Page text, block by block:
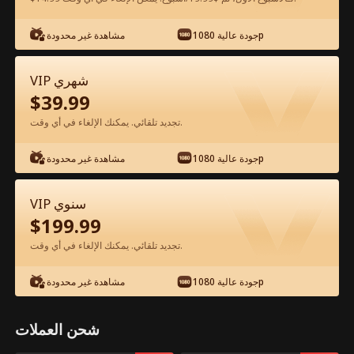
شاهد مجانًا في التطبيق
الحلقة 63 - والدي سيد الشمال المرعب
الفيلم كامل
1-50 51-99
63 64 65 66 67
مشاهدة غير محدودة جودة عالية 1080p
VIP شهري
$39.99
تجديد تلقائي. يمكنك الإلغاء في أي وقت.
مشاهدة غير محدودة جودة عالية 1080p
VIP سنوي
$199.99
تجديد تلقائي. يمكنك الإلغاء في أي وقت.
مشاهدة غير محدودة جودة عالية 1080p
شحن العملات